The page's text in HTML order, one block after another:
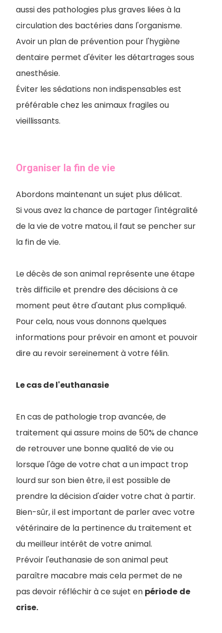
aussi des pathologies plus graves liées à la
circulation des bactéries dans l'organisme.
Avoir un plan de prévention pour l'hygiène
dentaire permet d'éviter les détartrages sous
anesthésie.
Éviter les sédations non indispensables est
préférable chez les animaux fragiles ou
vieillissants.
Organiser la fin de vie
Abordons maintenant un sujet plus délicat.
Si vous avez la chance de partager l'intégralité
de la vie de votre matou, il faut se pencher sur
la fin de vie.
Le décès de son animal représente une étape
très difficile et prendre des décisions à ce
moment peut être d'autant plus compliqué.
Pour cela, nous vous donnons quelques
informations pour prévoir en amont et pouvoir
dire au revoir sereinement à votre félin.
Le cas de l'euthanasie
En cas de pathologie trop avancée, de
traitement qui assure moins de 50% de chance
de retrouver une bonne qualité de vie ou
lorsque l'âge de votre chat a un impact trop
lourd sur son bien être, il est possible de
prendre la décision d'aider votre chat à partir.
Bien-sûr, il est important de parler avec votre
vétérinaire de la pertinence du traitement et
du meilleur intérêt de votre animal.
Prévoir l'euthanasie de son animal peut
paraître macabre mais cela permet de ne
pas devoir réfléchir à ce sujet en période de
crise.